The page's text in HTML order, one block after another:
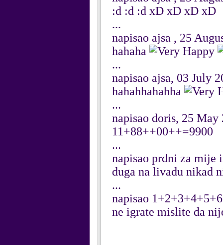
:d :d :d xD xD xD xD
...
napisao ajsa , 25
hahaha
...
napisao ajsa, 03 July
hahahhahahha
...
napisao doris, 25 May
11+88++00++=9900
...
napisao prdni za mije
duga na livadu nikad
...
napisao
ne igrate mislite da